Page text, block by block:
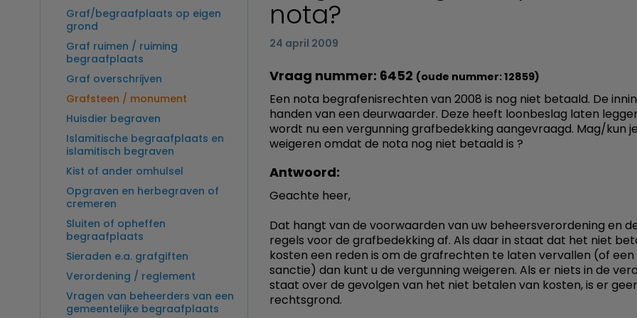
Graf/begraafplaats op eigen
grond
Graf ruimen / ruiming
begraafplaats
Graf overschrijven
Grafsteen / monument
Huisdier begraven
Islamitische begraafplaats en
islamitisch begraven
Kist of ander omhulsel
Opgraven en herbegraven of
cremeren
Sluiten of opheffen
begraafplaats
Sieraden e.a. grafgiften
Verordening / reglement
Vragen van beheerders van een
gemeentelijke begraafplaats
nota?
24 april 2009
Vraag nummer: 6452 (oude nummer: 12859)
Een nota begrafenisrechten van 2008 is nog niet betaald. De
handen van een deurwaarder. Deze heeft loonbeslag laten
wordt nu een vergunning grafbedekking aangevraagd. Mag/kun
weigeren omdat de nota nog niet betaald is ?
Antwoord:
Geachte heer,
Dat hangt van de voorwaarden van uw beheersverordening en
regels voor de grafbedekking af. Als daar in staat dat het niet
kosten een reden is om de grafrechten te laten vervallen (of
sanctie) dan kunt u de vergunning weigeren. Als er niets in de
staat over de gevolgen van het niet betalen van kosten, is er
rechtsgrond.